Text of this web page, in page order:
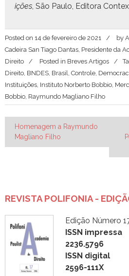
ições, São Paulo, Edi­to­ra
Posted on 14 de fevereiro de 2021 by
Cadeira San Tiago Dantas, Presidente da
Direito
Posted in Breves Artigos
Direito BNDES Brasil Controle
Instituições Instituto Norberto Bobbio
Bobbio Raymundo Magliano Filho
Navegação
de
Homenagem a Raymundo
Magliano Filho
REVISTA POLIFONIA -
Edição Número
ISSN impressa
2236.5796
ISSN digital
2596-111X